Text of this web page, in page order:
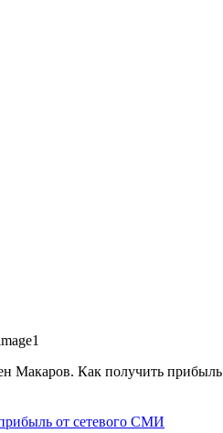
Макаров. Как получить
от сетевого СМИ